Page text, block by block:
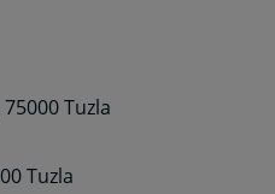
Tuzla
Tuzla